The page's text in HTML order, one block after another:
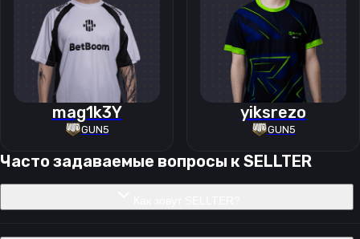
mag1k3Y
GUN5
yiksrezo
GUN5
Часто задаваемые вопросы кSELLTER